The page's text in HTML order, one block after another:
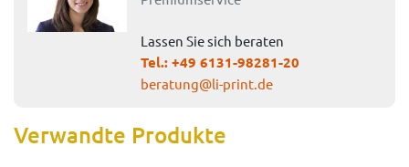
Lassen Sie sich beraten
Tel.:+49 6131-98281-20
beratung@li-print.de
Verwandte Produkte